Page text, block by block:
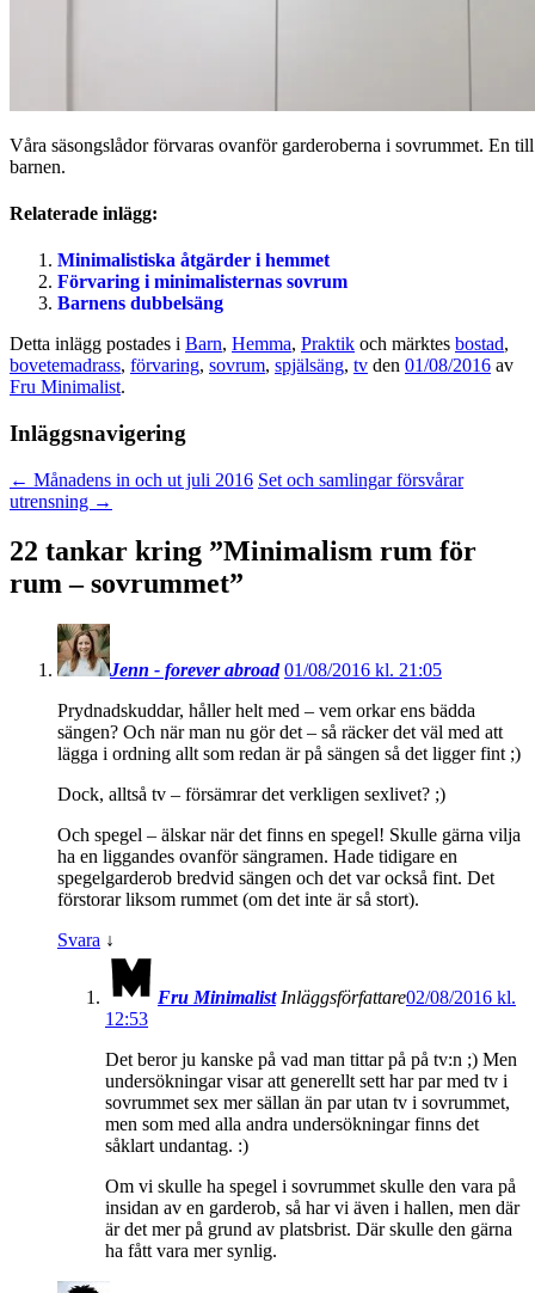
Våra säsongslådor förvaras ovanför garderoberna i sovrummet. En
barnen.
Relaterade inlägg:
Minimalistiska åtgärder i hemmet
Förvaring i minimalisternas sovrum
Barnens dubbelsäng
Detta inlägg postades i Barn, Hemma, Praktik och märktes bostad,
bovetemadrass, förvaring, sovrum, spjälsäng, tv den 01/08/2016 av
Fru Minimalist.
Inläggsnavigering
← Månadens in och ut juli 2016 Set och samlingar försvårar
utrensning →
22 tankar kring ”Minimalism rum för
rum – sovrummet”
Jenn - forever abroad 01/08/2016 kl. 21:05
Prydnadskuddar, håller helt med – vem orkar ens bädda
sängen? Och när man nu gör det – så räcker det väl med att
lägga i ordning allt som redan är på sängen så det ligger fint ;)
Dock, alltså tv – försämrar det verkligen sexlivet? ;)
Och spegel – älskar när det finns en spegel! Skulle gärna vilja
ha en liggandes ovanför sängramen. Hade tidigare en
spegelgarderob bredvid sängen och det var också fint. Det
förstorar liksom rummet (om det inte är så stort).
Svara ↓
Fru Minimalist Inläggsförfattare02/08/2016 kl.
12:53
Det beror ju kanske på vad man tittar på på tv:n ;) Men
undersökningar visar att generellt sett har par med tv i
sovrummet sex mer sällan än par utan tv i sovrummet,
men som med alla andra undersökningar finns det
såklart undantag. :)
Om vi skulle ha spegel i sovrummet skulle den vara på
insidan av en garderob, så har vi även i hallen, men där
är det mer på grund av platsbrist. Där skulle den gärna
ha fått vara mer synlig.